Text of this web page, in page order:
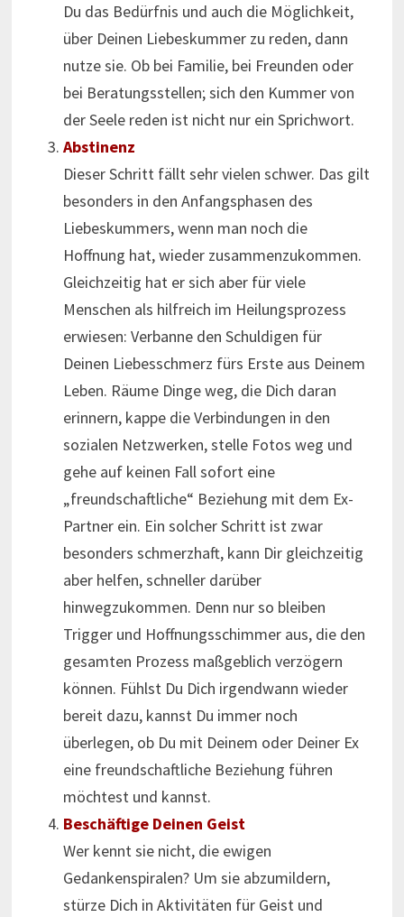
Du das Bedürfnis und auch die Möglichkeit,
über Deinen Liebeskummer zu reden, dann
nutze sie. Ob bei Familie, bei Freunden oder
bei Beratungsstellen; sich den Kummer von
der Seele reden ist nicht nur ein Sprichwort.
Abstinenz
Dieser Schritt fällt sehr vielen schwer. Das gilt
besonders in den Anfangsphasen des
Liebeskummers, wenn man noch die
Hoffnung hat, wieder zusammenzukommen.
Gleichzeitig hat er sich aber für viele
Menschen als hilfreich im Heilungsprozess
erwiesen: Verbanne den Schuldigen für
Deinen Liebesschmerz fürs Erste aus Deinem
Leben. Räume Dinge weg, die Dich daran
erinnern, kappe die Verbindungen in den
sozialen Netzwerken, stelle Fotos weg und
gehe auf keinen Fall sofort eine
„freundschaftliche“ Beziehung mit dem Ex-
Partner ein. Ein solcher Schritt ist zwar
besonders schmerzhaft, kann Dir gleichzeitig
aber helfen, schneller darüber
hinwegzukommen. Denn nur so bleiben
Trigger und Hoffnungsschimmer aus, die den
gesamten Prozess maßgeblich verzögern
können. Fühlst Du Dich irgendwann wieder
bereit dazu, kannst Du immer noch
überlegen, ob Du mit Deinem oder Deiner Ex
eine freundschaftliche Beziehung führen
möchtest und kannst.
Beschäftige Deinen Geist
Wer kennt sie nicht, die ewigen
Gedankenspiralen? Um sie abzumildern,
stürze Dich in Aktivitäten für Geist und